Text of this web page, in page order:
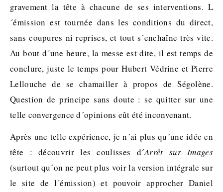
gravement la tête à chacune de ses interventions. L
´émission est tournée dans les conditions du direct,
sans coupures ni reprises, et tout s´enchaîne très vite.
Au bout d´une heure, la messe est dite, il est temps de
conclure, juste le temps pour Hubert Védrine et Pierre
Lellouche de se chamailler à propos de Ségolène.
Question de principe sans doute : se quitter sur une
telle convergence d´opinions eût été inconvenant.
Après une telle expérience, je n´ai plus qu´une idée en
tête : découvrir les coulisses d´Arrêt sur Images
(surtout qu´on ne peut plus voir la version intégrale sur
le site de l´émission) et pouvoir approcher Daniel